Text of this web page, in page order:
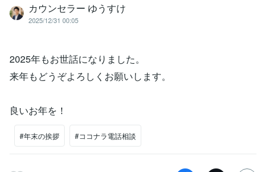
カウンセラー ゆうすけ
2025/12/31 00:05
2025年もお世話になりました。
来年もどうぞよろしくお願いします。
良いお年を！
#年末の挨拶 #ココナラ電話相談